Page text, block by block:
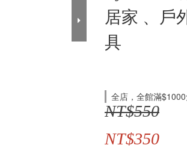
居家 、戶
具
全店，全館滿
NT$550
NT$350